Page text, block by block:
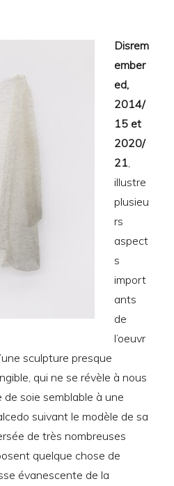
Disrem
ember
ed,
2014/
15 et
2020/
21
illustre
plusieu
rs
aspect
s
import
ants
de
l’oeuvr
sculpture presque
qui ne se révèle à nous
soie semblable à une
suivant le modèle de sa
de très nombreuses
quelque chose de
évanescente de la